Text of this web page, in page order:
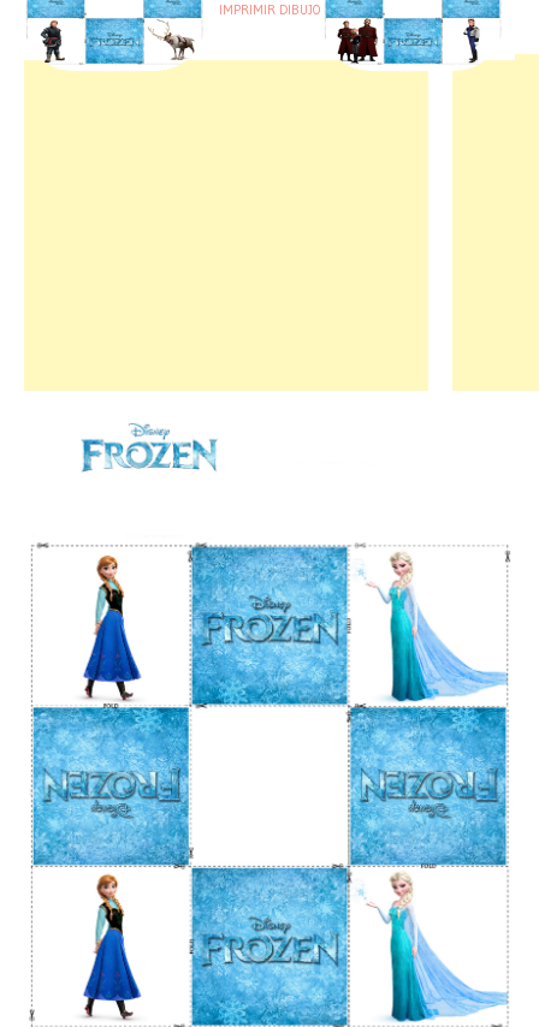
IMPRIMIR DIBUJO